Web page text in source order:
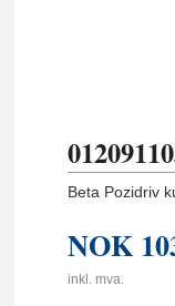
Beta Pozidriv
NOK
inkl. mva.